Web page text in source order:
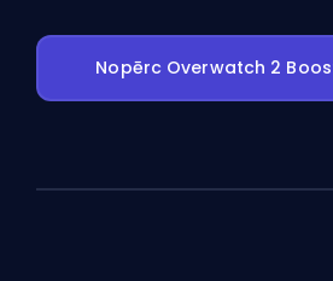
Nopērc Overwatch 2